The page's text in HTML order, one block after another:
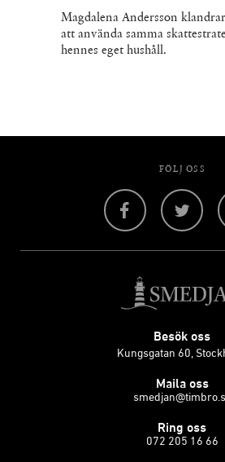
Magdalena Andersson
att använda samma
hennes eget hushåll.
FÖLJ OSS
Besök oss
Kungsgatan 60,
Maila oss
Ring oss
072 205 16 66